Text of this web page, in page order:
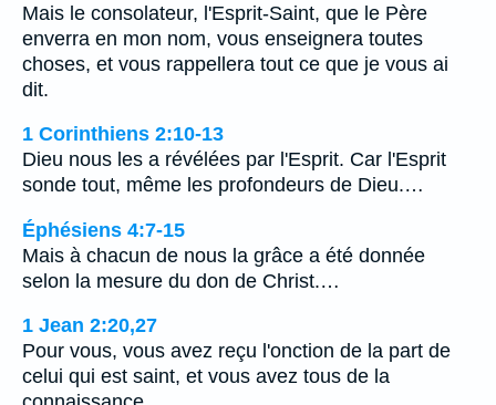
Mais le consolateur, l'Esprit-Saint, que le Père
enverra en mon nom, vous enseignera toutes
choses, et vous rappellera tout ce que je vous ai
dit.
1 Corinthiens 2:10-13
Dieu nous les a révélées par l'Esprit. Car l'Esprit
sonde tout, même les profondeurs de Dieu.…
Éphésiens 4:7-15
Mais à chacun de nous la grâce a été donnée
selon la mesure du don de Christ.…
1 Jean 2:20,27
Pour vous, vous avez reçu l'onction de la part de
celui qui est saint, et vous avez tous de la